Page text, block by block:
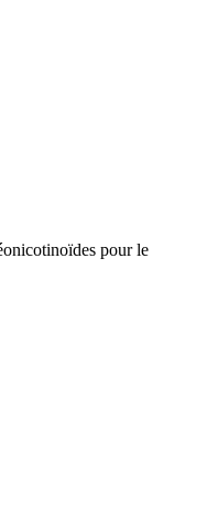
pour le